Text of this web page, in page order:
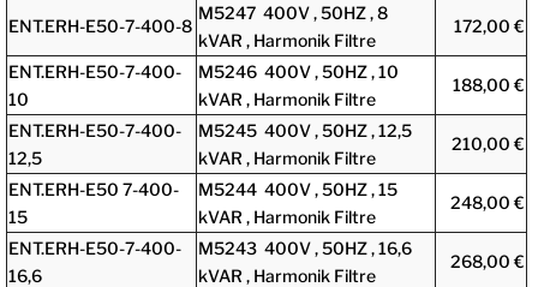
ENT.ERH-E50-7-400-8
M5247 400V , 50HZ , 8
kVAR , Harmonik Filtre
172,00 €
ENT.ERH-E50-7-400-
10
M5246 400V , 50HZ , 10
kVAR , Harmonik Filtre
188,00 €
ENT.ERH-E50-7-400-
12,5
M5245 400V , 50HZ , 12,5
kVAR , Harmonik Filtre
210,00 €
ENT.ERH-E50 7-400-
15
M5244 400V , 50HZ , 15
kVAR , Harmonik Filtre
248,00 €
ENT.ERH-E50-7-400-
16,6
M5243 400V , 50HZ , 16,6
kVAR , Harmonik Filtre
268,00 €